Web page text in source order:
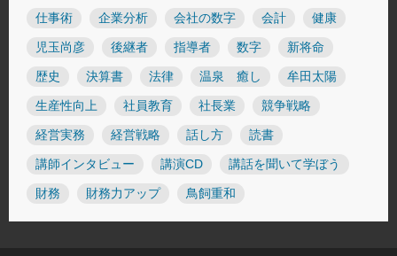
仕事術 企業分析 会社の数字 会計 健康
児玉尚彦 後継者 指導者 数字 新将命
歴史 決算書 法律 温泉 癒し 牟田太陽
生産性向上 社員教育 社長業 競争戦略
経営実務 経営戦略 話し方 読書
講師インタビュー 講演CD 講話を聞いて学ぼう
財務 財務力アップ 鳥飼重和